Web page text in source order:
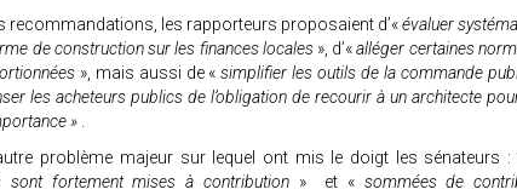
recommandations, les rapporteurs proposaient d’«évaluer
de construction sur les finances locales », d’«alléger certaines
», mais aussi de «simplifier les outils de la commande
les acheteurs publics de l’obligation de recourir à un architecte
»
problème majeur sur lequel ont mis le doigt les sénateurs :
sont fortement mises à contribution» et « sommées de